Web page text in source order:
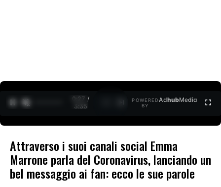
0:27 /
3:35
POWERED
BY
AdhubMedia
Attraverso i suoi canali social Emma
Marrone parla del Coronavirus, lanciando un
bel messaggio ai fan: ecco le sue parole